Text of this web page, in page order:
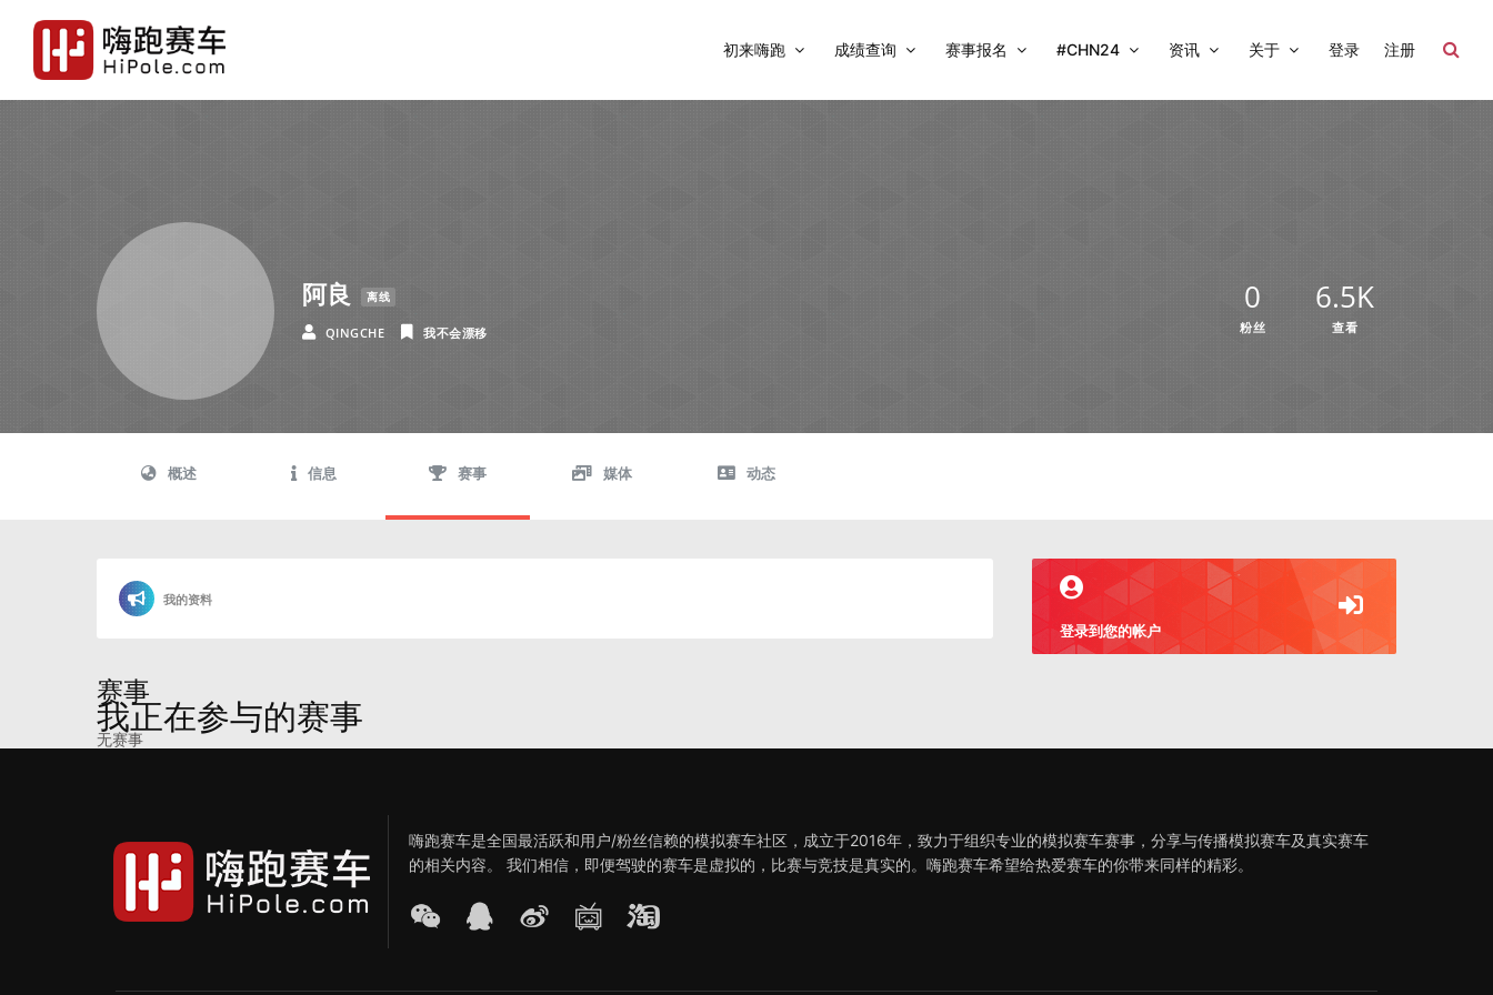
初来嗨跑 成绩查询 赛事报名 #CHN24 资讯 关于 登录 注册
阿良 离线
QINGCHE 我不会漂移
0
粉丝
6.5K
查看
概述 信息 赛事 媒体 动态
我的资料
赛事
我正在参与的赛事
无赛事
登录到您的帐户
嗨跑赛车是全国最活跃和用户/粉丝信赖的模拟赛车社区，成立于2016年，致力于组织专业的模拟赛车赛事，分享与传播模拟赛车及真实赛车
的相关内容。 我们相信，即便驾驶的赛车是虚拟的，比赛与竞技是真实的。嗨跑赛车希望给热爱赛车的你带来同样的精彩。